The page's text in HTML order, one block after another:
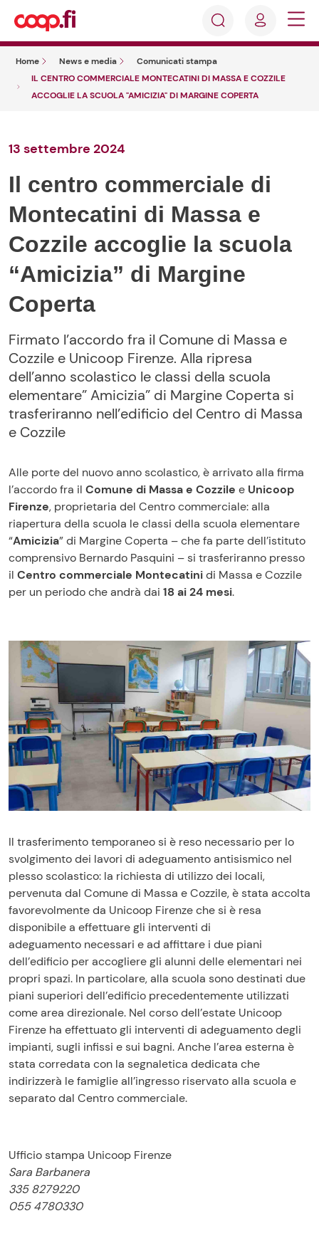
Accedi
Registrati
Home News e media
Comunicati stampa
IL CENTRO COMMERCIALE MONTECATINI DI MASSA E COZZILE
ACCOGLIE LA SCUOLA "AMICIZIA" DI MARGINE COPERTA
13 settembre 2024
Il centro commerciale di
Montecatini di Massa e
Cozzile accoglie la scuola
“Amicizia” di Margine
Coperta
Firmato l’accordo fra il Comune di Massa e
Cozzile e Unicoop Firenze. Alla ripresa
dell’anno scolastico le classi della scuola
elementare” Amicizia” di Margine Coperta si
trasferiranno nell’edificio del Centro di Massa
e Cozzile
Alle porte del nuovo anno scolastico, è arrivato alla firma
l’accordo fra il Comune di Massa e Cozzile e Unicoop
Firenze, proprietaria del Centro commerciale: alla
riapertura della scuola le classi della scuola elementare
“Amicizia” di Margine Coperta – che fa parte dell’istituto
comprensivo Bernardo Pasquini – si trasferiranno presso
il Centro commerciale Montecatinidi Massa e Cozzile
per un periodo che andrà dai 18 ai 24 mesi.
Il trasferimento temporaneo si è reso necessario per lo
svolgimento dei lavori di adeguamento antisismico nel
plesso scolastico: la richiesta di utilizzo dei locali,
pervenuta dal Comune di Massa e Cozzile, è stata accolta
favorevolmente da Unicoop Firenze che si è resa
disponibile a effettuare gli interventi di
adeguamento necessari e ad affittare i due piani
dell’edificio per accogliere gli alunni delle elementari nei
propri spazi. In particolare, alla scuola sono destinati due
piani superiori dell’edificio precedentemente utilizzati
come area direzionale. Nel corso dell’estate Unicoop
Firenze ha effettuato gli interventi di adeguamento degli
impianti, sugli infissi e sui bagni. Anche l’area esterna è
stata corredata con la segnaletica dedicata che
indirizzerà le famiglie all’ingresso riservato alla scuola e
separato dal Centro commerciale.
Ufficio stampa Unicoop Firenze
Sara Barbanera
335 8279220
055 4780330